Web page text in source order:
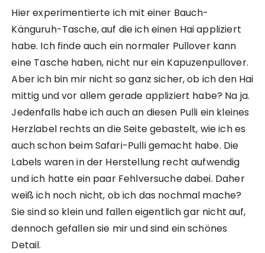
u
s
s
c
h
n
i
t
t
a
p
a
p
i
n
d
e
S
e
i
t
e
n
a
h
t
c
S
c
h
i
t
„
L
u
a
“
S
h
n
i
t
„
L
u
c
a
r
e
i
e
R
a
g
l
a
n
p
u
i
„
e
o
e
t
e
R
a
g
l
n
p
l
l
i
L
e
“
Hier experimentierte ich mit einer Bauch-
Känguruh-Tasche, auf die ich einen Hai appliziert
habe. Ich finde auch ein normaler Pullover kann
eine Tasche haben, nicht nur ein Kapuzenpullover.
Aber ich bin mir nicht so ganz sicher, ob ich den Hai
mittig und vor allem gerade appliziert habe? Na ja.
Jedenfalls habe ich auch an diesen Pulli ein kleines
Herzlabel rechts an die Seite gebastelt, wie ich es
auch schon beim Safari-Pulli gemacht habe. Die
Labels waren in der Herstellung recht aufwendig
und ich hatte ein paar Fehlversuche dabei. Daher
weiß ich noch nicht, ob ich das nochmal mache?
Sie sind so klein und fallen eigentlich gar nicht auf,
dennoch gefallen sie mir und sind ein schönes
Detail.